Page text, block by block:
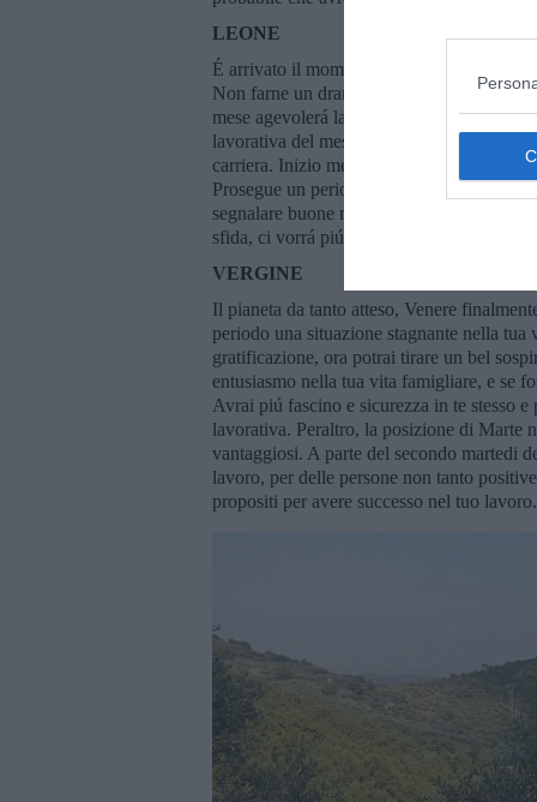
LEONE
É arrivato il momento, quando devi
Non farne un dramma, ci sono tanti altri
mese agevolerá la tua vita lavorativa e
lavorativa del mese fino al penultimo
carriera. Inizio mese potrebbero esserci
Prosegue un periodo piú buono dal punto
segnalare buone notizie in arrivo. L’ultima
sfida, ci vorrá piú accortezza.
VERGINE
Il pianeta da tanto atteso, Venere
periodo una situazione stagnante nella
gratificazione, ora potrai tirare un bel
entusiasmo nella tua vita famigliare, e se
Avrai piú fascino e sicurezza in te stesso
lavorativa. Peraltro, la posizione di Marte
vantaggiosi. A parte del secondo martedi
lavoro, per delle persone non tanto
propositi per avere successo nel tuo lavoro.